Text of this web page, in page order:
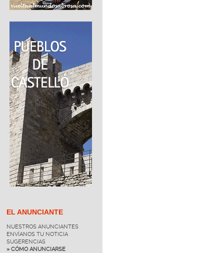
EL ANUNCIANTE
NUESTROS ANUNCIANTES
ENVÍANOS TU NOTICIA
SUGERENCIAS
» CÓMO ANUNCIARSE